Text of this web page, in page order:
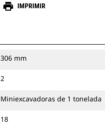
print IMPRIMIR
306 mm
2
Miniexcavadoras de 1 tonelada
18